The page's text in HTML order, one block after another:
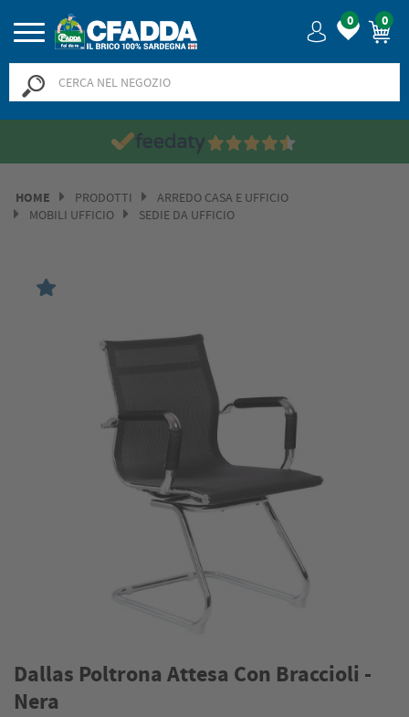
0 0
HOME PRODOTTI
ARREDO CASA E UFFICIO
MOBILI UFFICIO
SEDIE DA UFFICIO
Dallas Poltrona Attesa Con Braccioli -
Nera